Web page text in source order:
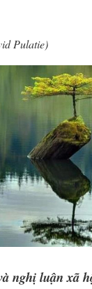
Pulatie)
nghị luận xã